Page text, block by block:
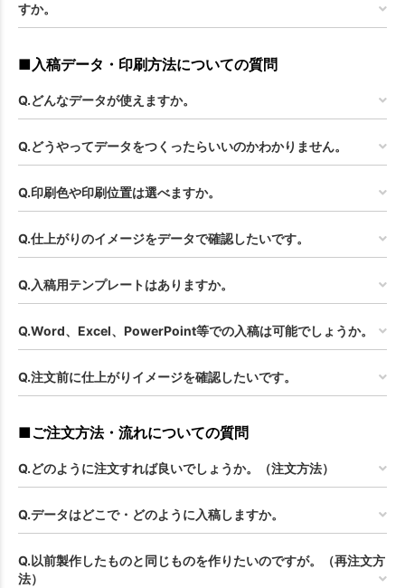
すか。
■入稿データ・印刷方法についての質問
Q.どんなデータが使えますか。
Q.どうやってデータをつくったらいいのかわかりません。
Q.印刷色や印刷位置は選べますか。
Q.仕上がりのイメージをデータで確認したいです。
Q.入稿用テンプレートはありますか。
Q.Word、Excel、PowerPoint等での入稿は可能でしょうか。
Q.注文前に仕上がりイメージを確認したいです。
■ご注文方法・流れについての質問
Q.どのように注文すれば良いでしょうか。（注文方法）
Q.データはどこで・どのように入稿しますか。
Q.以前製作したものと同じものを作りたいのですが。（再注文方
法）